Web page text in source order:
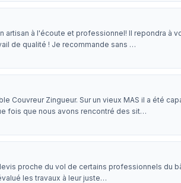
artisan à l'écoute et professionnel! Il repondra à
de qualité ! Je recommande sans …
Couvreur Zingueur. Sur un vieux MAS il a été
fois que nous avons rencontré des sit…
proche du vol de certains professionnels du
les travaux à leur juste…